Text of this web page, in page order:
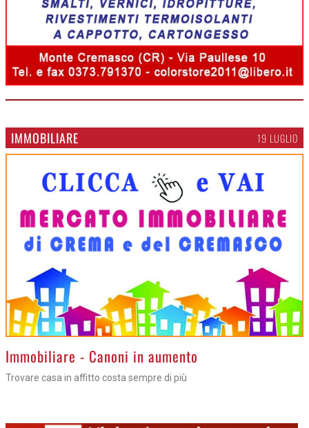
IMMOBILIARE 19 LUGLIO
>Immobiliare - Canoni in aumento
Trovare casa in affitto costa sempre di più